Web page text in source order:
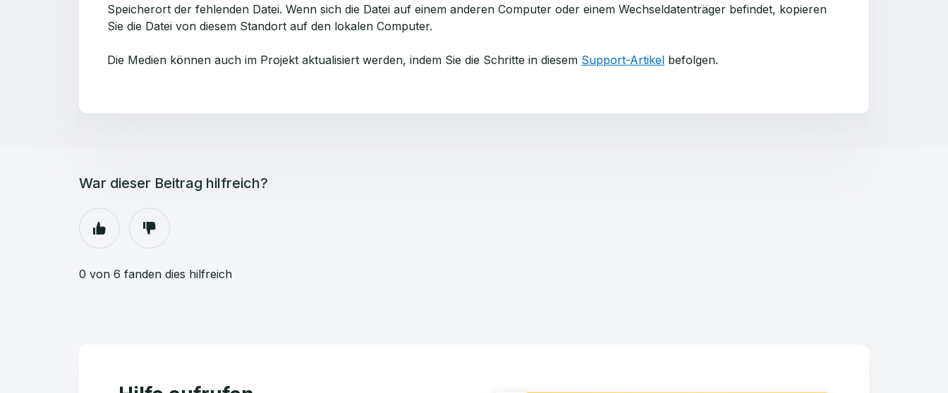
Speicherort der fehlenden Datei. Wenn sich die Datei auf einem anderen Computer oder einem Wechseldatenträger befindet, kopieren
Sie die Datei von diesem Standort auf den lokalen Computer.
Die Medien können auch im Projekt aktualisiert werden, indem Sie die Schritte in diesem Support-Artikel befolgen.
War dieser Beitrag hilfreich?
0 von 6 fanden dies hilfreich